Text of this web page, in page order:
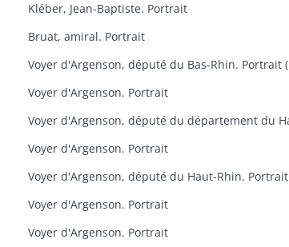
Kléber, Jean-Baptiste. Portrait
Bruat, amiral. Portrait
Voyer d'Argenson. Portrait
Voyer d'Argenson. Portrait
Voyer d'Argenson, député du Haut-Rhin. Portrait
Voyer d'Argenson. Portrait
Voyer d'Argenson. Portrait